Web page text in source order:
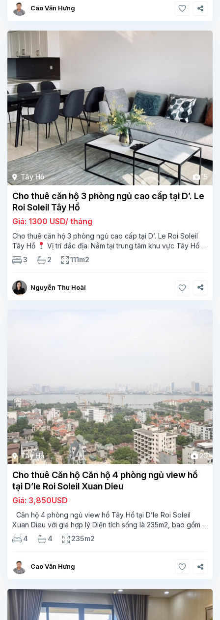
Cao Văn Hưng
Tây Hồ 15
Cho thuê căn hộ 3 phòng ngủ cao cấp tại D’. Le
Roi Soleil Tây Hồ
Giá: 1300 USD/ tháng
Cho thuê căn hộ 3 phòng ngủ cao cấp tại D’. Le Roi Soleil
Tây Hồ
Vị trí đắc địa: Nằm tại trung tâm khu vực Tây Hồ –
một trong những khu vực đáng sống nhất Hà Nội, gần
3 2 111m2
Nguyễn Thu Hoài
Tây Hồ 20
Cho thuê Căn hộ Căn hộ 4 phòng ngủ view hồ
tại D’le Roi Soleil Xuan Dieu
Giá: 3,850USD
Căn hộ 4 phòng ngủ view hồ Tây Hồ tại D’le Roi Soleil
Xuan Dieu với giá hợp lý Diện tích sống là 235m2, bao gồm 4
phòng ngủ, 4 phòng tắm, một ban công có kích thước tốt với
view
4 4 235m2
Cao Văn Hưng